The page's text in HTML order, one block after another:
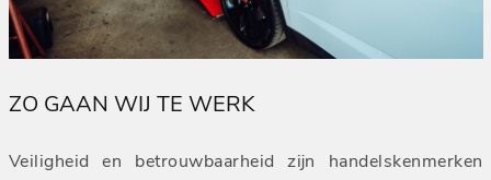
ZO GAAN WIJ TE WERK
Veiligheid en betrouwbaarheid zijn handelskenmerken